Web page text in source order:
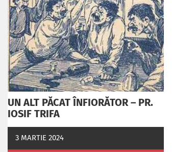
UN ALT PĂCAT ÎNFIORĂTOR – PR.
IOSIF TRIFA
3 MARTIE 2024